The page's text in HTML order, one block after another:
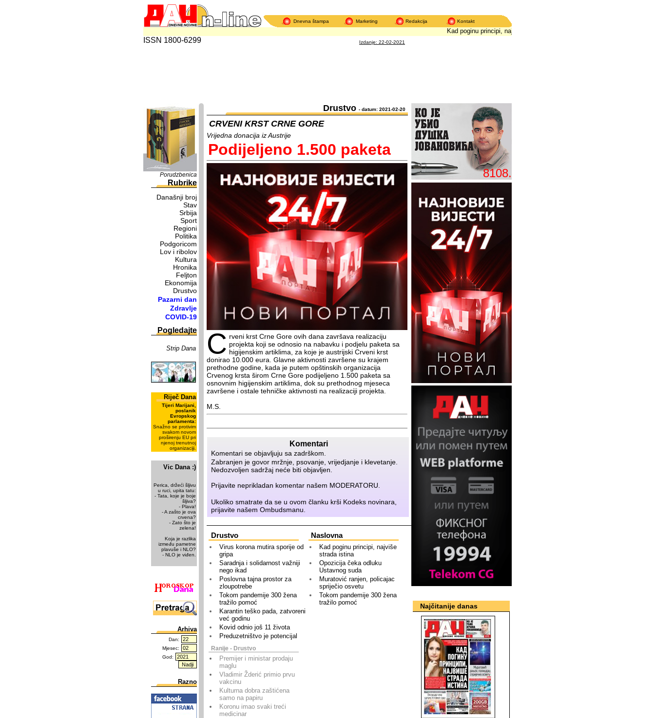
Dnevna štampa Marketing Redakcija Kontakt
Kad poginu principi, najviše strada istina
ISSN 1800-6299 Izdanje: 22-02-2021
Porudzbenica
Rubrike
Današnji broj
Stav
Srbija
Sport
Regioni
Politika
Podgoricom
Lov i ribolov
Kultura
Hronika
Feljton
Ekonomija
Drustvo
Pazarni dan
Zdravlje
COVID-19
Pogledajte
Strip Dana
Riječ Dana
Tijeri Marijani,
poslanik
Evropskog
parlamenta:
Snažno se protivim
svakom novom
proširenju EU pri
njenoj trenutnoj
organizaciji.
Vic Dana :)
Perica, držeći šljivu
u ruci, upita tatu:
- Tata, koje je boje
šljiva?
- Plava!
- A zašto je ova
crvena?
- Zato što je
zelena!
Koja je razlika
između pametne
plavuše i NLO?
- NLO je viđen.
Arhiva
Dan:
Mjesec:
God:
Razno
Drustvo - datum: 2021-02-20
CRVENI KRST CRNE GORE
Vrijedna donacija iz Austrije
Podijeljeno 1.500 paketa
C rveni krst Crne Gore ovih dana završava realizaciju
projekta koji se odnosio na nabavku i podjelu paketa sa
higijenskim artiklima, za koje je austrijski Crveni krst
donirao 10.000 eura. Glavne aktivnosti završene su krajem
prethodne godine, kada je putem opštinskih organizacija
Crvenog krsta širom Crne Gore podijeljeno 1.500 paketa sa
osnovnim higijenskim artiklima, dok su prethodnog mjeseca
završene i ostale tehničke aktivnosti na realizaciji projekta.
M.S.
Komentari
Komentari se objavljuju sa zadrškom.
Zabranjen je govor mržnje, psovanje, vrijedjanje i klevetanje.
Nedozvoljen sadržaj neće biti objavljen.
Prijavite neprikladan komentar našem MODERATORU
Ukoliko smatrate da se u ovom članku krši Kodeks novinara,
prijavite našemOmbudsmanu
Drustvo
Virus korona mutira sporije od
gripa
Saradnja i solidarnost važniji
nego ikad
Poslovna tajna prostor za
zloupotrebe
Tokom pandemije 300 žena
tražilo pomoć
Karantin teško pada, zatvoreni
već godinu
Kovid odnio još 11 života
Preduzetništvo je potencijal
Ranije - Drustvo
Premijer i ministar prodaju
maglu
Vladimir Žderić primio prvu
vakcinu
Kulturna dobra zaštićena
samo na papiru
Koronu imao svaki treći
medicinar
Naslovna
Kad poginu principi, najviše
strada istina
Opozicija čeka odluku
Ustavnog suda
Muratović ranjen, policajac
spriječio osvetu
Tokom pandemije 300 žena
tražilo pomoć
8108.
Najčitanije danas